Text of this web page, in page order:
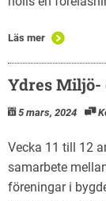
Läs mer
Ydres
5 mars, 2024
Vecka 11 till 12
samarbete
föreningar i